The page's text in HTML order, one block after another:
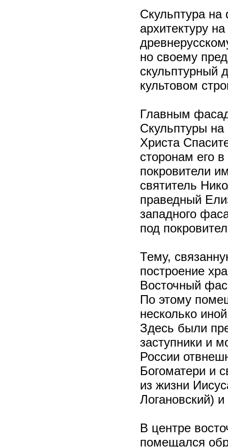
Скульптура
архитектуру
но своему
скульптурный
культовом
Главным
Скульптуры
Христа
сторонам его
покровители
святитель
праведный
западного
под
Тему,
построение
Восточный
По этому
несколько
Здесь были
заступники и
России
Богоматери и
из жизни
Логановский)
В центре
помещался